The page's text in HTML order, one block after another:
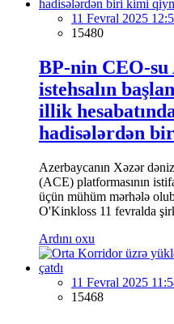
11 Fevral 2025
15480
BP-nin CEO-su
istehsalın
illik
hadisələrdən
Azerbaycanın Xəzər
(ACE) platformasının
üçün mühüm mərhələ
O'Kinkloss 11 fevralda
Ardını oxu
11 Fevral 2025
15468